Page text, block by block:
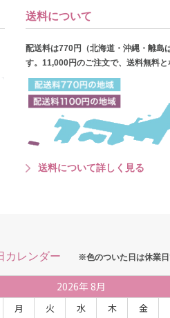
送料について
配送料は770円（北海道・沖縄・離島
す。11,000円のご注文で、送料無料と
送料について詳しく見る
カレンダー ※色のついた日は休業日
2026年 8月
月 火 水 木 金